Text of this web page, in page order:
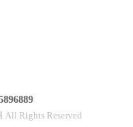
Rights Reserved